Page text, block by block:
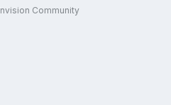
Community